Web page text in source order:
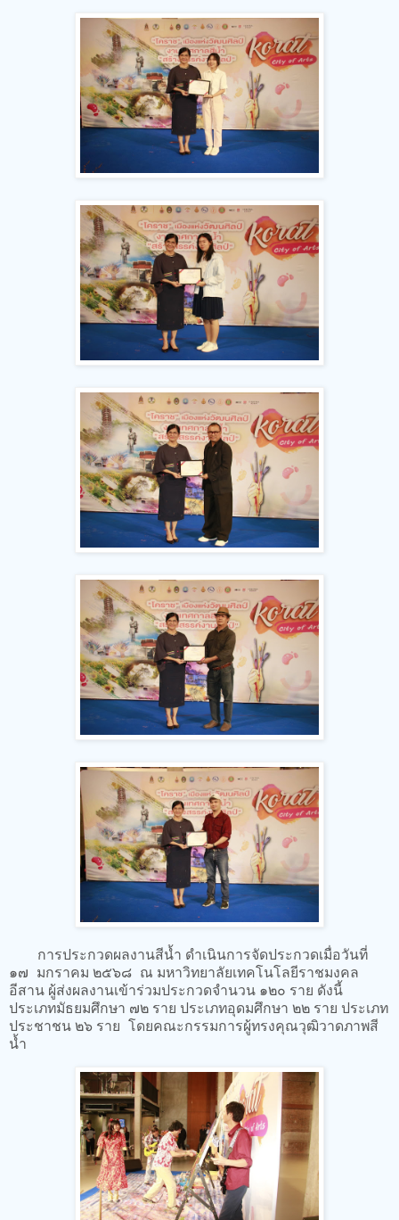
การประกวดผลงานสีน้ำ ดำเนินการจัดประกวดเมื่อวันที่
๑๗ มกราคม ๒๕๖๘ ณ มหาวิทยาลัยเทคโนโลยีราชมงคล
อีสาน ผู้ส่งผลงานเข้าร่วมประกวดจำนวน ๑๒๐ ราย ดังนี้
ประเภทมัธยมศึกษา ๗๒ ราย ประเภทอุดมศึกษา ๒๒ ราย ประเภท
ประชาชน ๒๖ ราย โดยคณะกรรมการผู้ทรงคุณวุฒิวาดภาพสี
น้ำ